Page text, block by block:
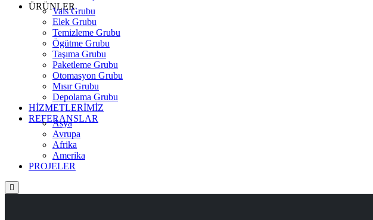
ÜRÜNLER
Vals Grubu
Elek Grubu
Temizleme Grubu
Ögütme Grubu
Taşıma Grubu
Paketleme Grubu
Otomasyon Grubu
Mısır Grubu
Depolama Grubu
HİZMETLERİMİZ
REFERANSLAR
Asya
Avrupa
Afrika
Amerika
PROJELER